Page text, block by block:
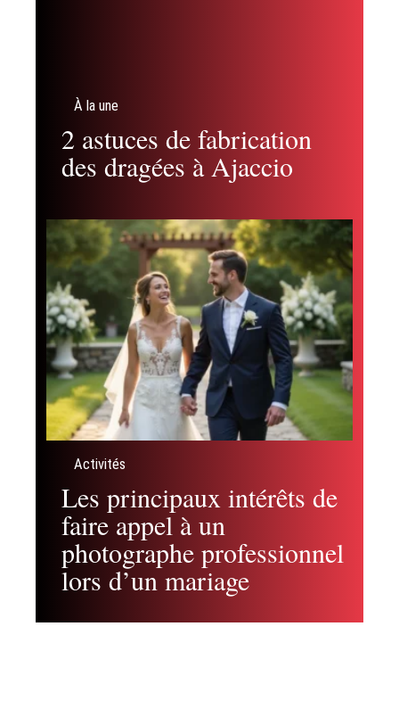
À la une
2 astuces de fabrication
des dragées à Ajaccio
Activités
Les principaux intérêts de
faire appel à un
photographe professionnel
lors d’un mariage